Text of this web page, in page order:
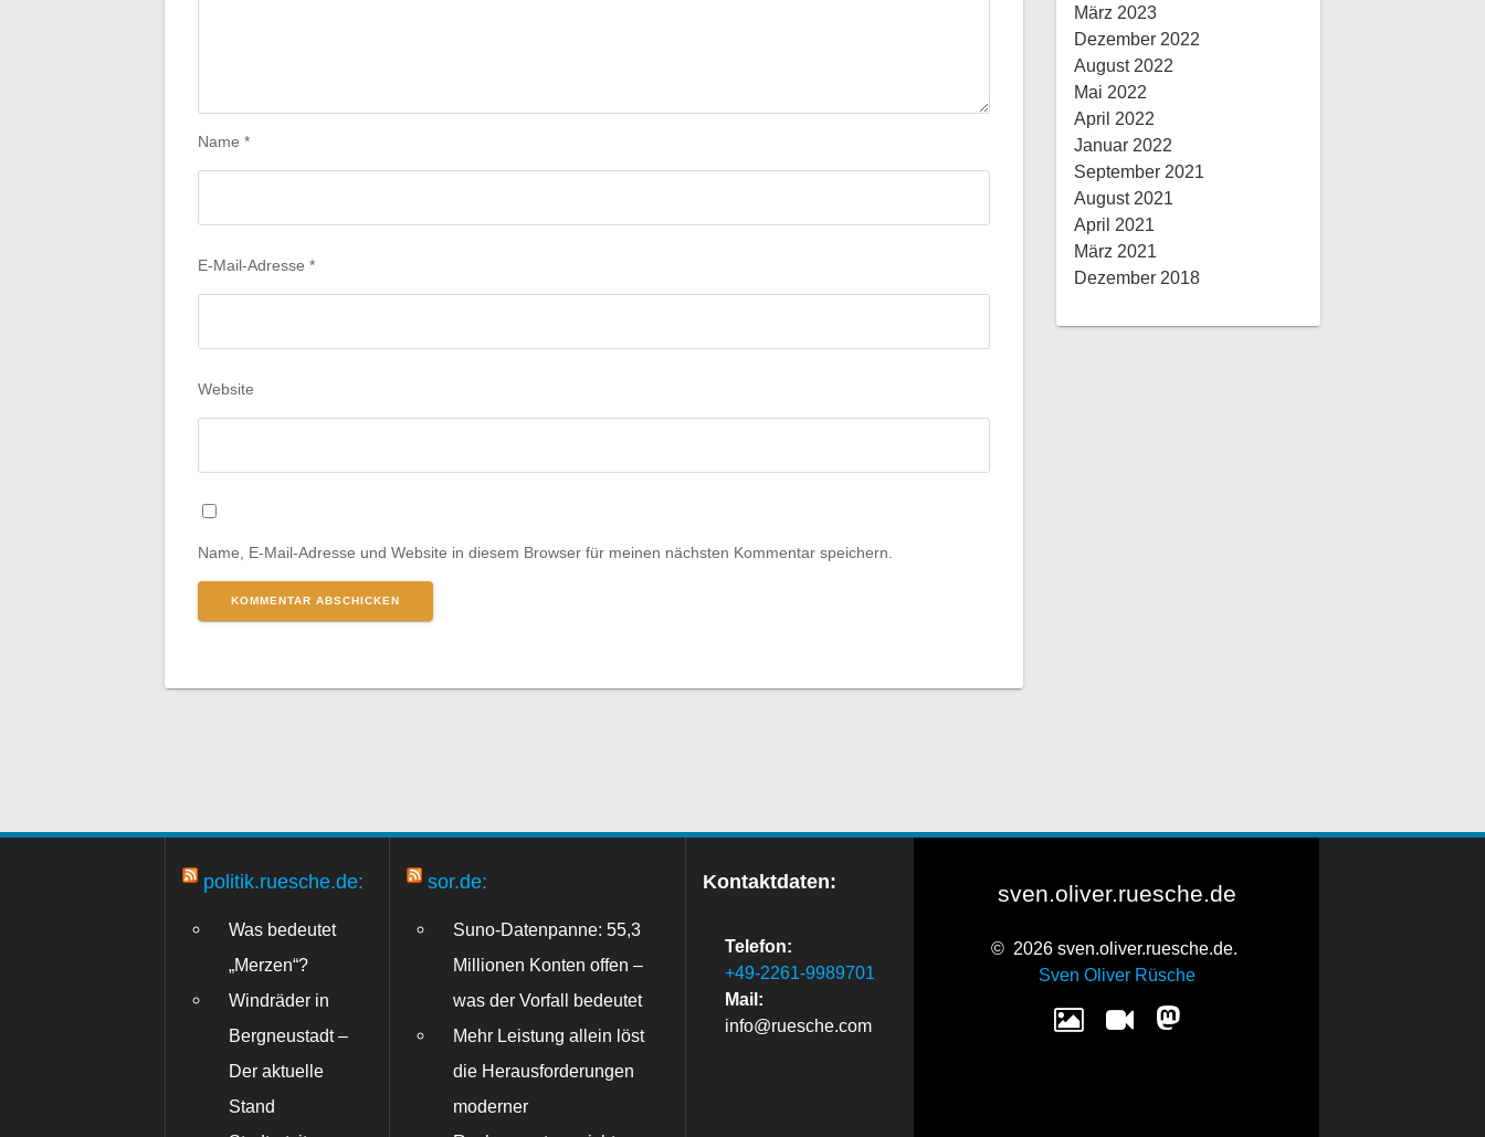
Name*
E-Mail-Adresse*
Website
Name, E-Mail-Adresse und Website in diesem Browser für meinen nächsten Kommentar speichern.
März 2023
Dezember 2022
August 2022
Mai 2022
April 2022
Januar 2022
September 2021
August 2021
April 2021
März 2021
Dezember 2018
politik.ruesche.de:
Was bedeutet
„Merzen“?
Windräder in
Bergneustadt –
Der aktuelle
Stand
sor.de:
Suno-Datenpanne: 55,3
Millionen Konten offen –
was der Vorfall bedeutet
Mehr Leistung allein löst
die Herausforderungen
moderner
Kontaktdaten:
Telefon:
+49-2261-9989701
Mail:
info@ruesche.com
sven.oliver.ruesche.de
© 2026 sven.oliver.ruesche.de.
Sven Oliver Rüsche